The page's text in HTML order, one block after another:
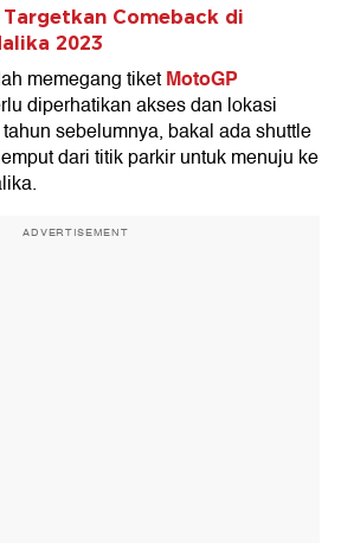
Comeback di
2023
memegang tiketMotoGP
diperhatikan akses dan lokasi
sebelumnya, bakal ada shuttle
dari titik parkir untuk menuju ke
ADVERTISEMENT